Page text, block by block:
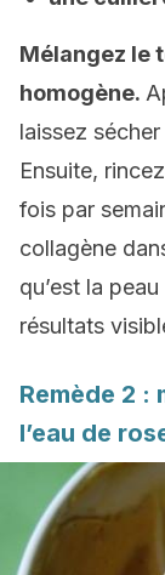
Mélangez le
homogène.
laissez
Ensuite,
fois par
collagène
qu’est la
résultats
Remède 2 :
l’eau de